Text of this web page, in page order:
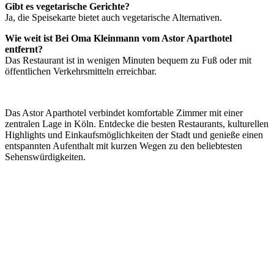
Gibt es vegetarische Gerichte?
Ja, die Speisekarte bietet auch vegetarische Alternativen.
Wie weit ist Bei Oma Kleinmann vom Astor Aparthotel
entfernt?
Das Restaurant ist in wenigen Minuten bequem zu Fuß oder mit
öffentlichen Verkehrsmitteln erreichbar.
Das Astor Aparthotel verbindet komfortable Zimmer mit einer
zentralen Lage in Köln. Entdecke die besten Restaurants, kulturellen
Highlights und Einkaufsmöglichkeiten der Stadt und genieße einen
entspannten Aufenthalt mit kurzen Wegen zu den beliebtesten
Sehenswürdigkeiten.